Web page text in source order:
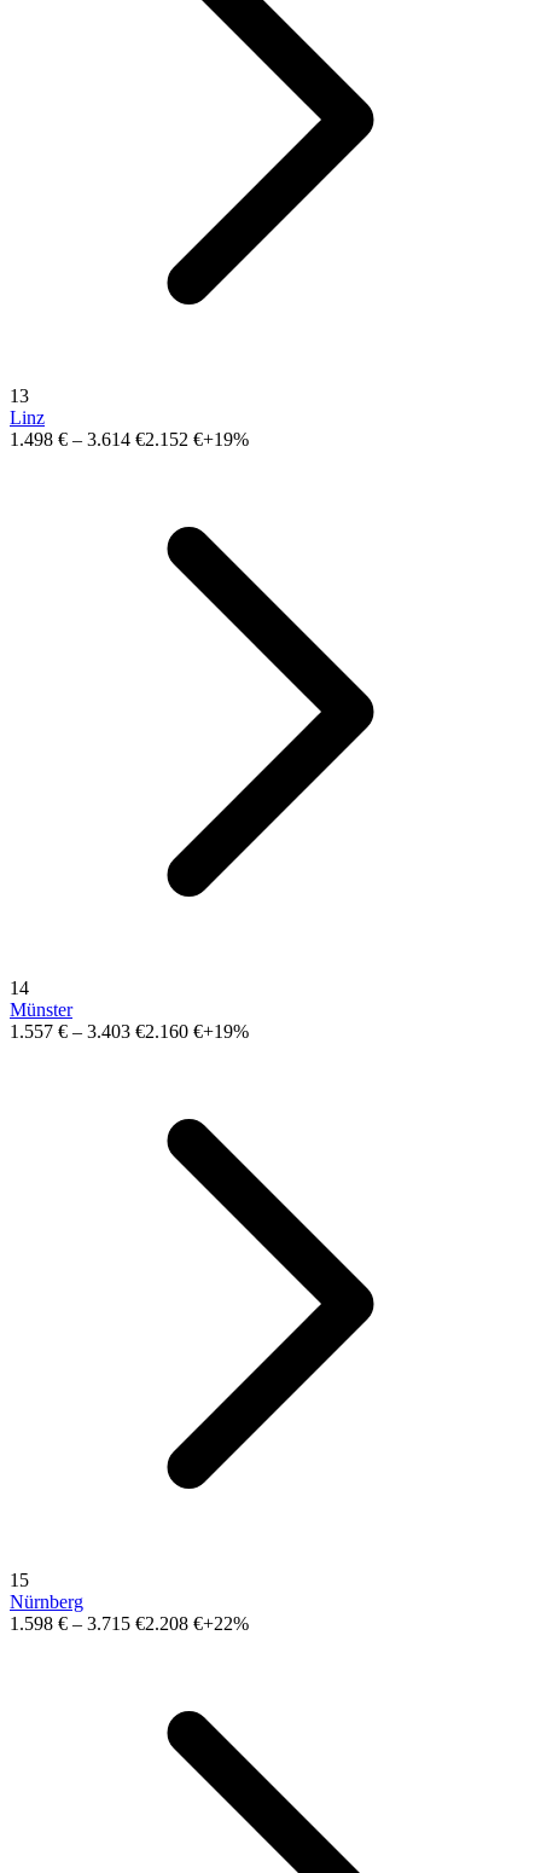
13
Linz
1.498 € – 3.614 €2.152 €+19%
14
Münster
1.557 € – 3.403 €2.160 €+19%
15
Nürnberg
1.598 € – 3.715 €2.208 €+22%